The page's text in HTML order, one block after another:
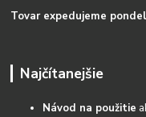
Tovar expedujeme
Najčítanejšie
Návod na použitie